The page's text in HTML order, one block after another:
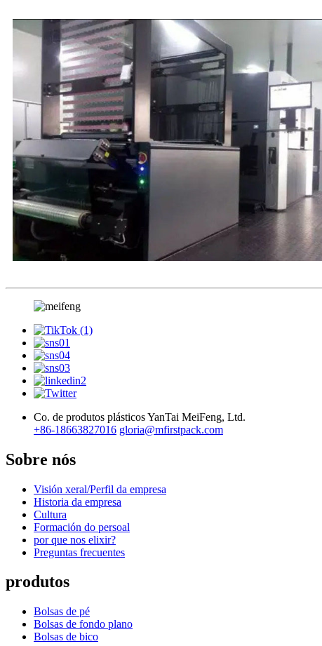
Co. de produtos plásticos YanTai MeiFeng, Ltd.
+86-18663827016 gloria@mfirstpack.com
Sobre nós
Visión xeral/Perfil da empresa
Historia da empresa
Cultura
Formación do persoal
por que nos elixir?
Preguntas frecuentes
produtos
Bolsas de pé
Bolsas de fondo plano
Bolsas de bico